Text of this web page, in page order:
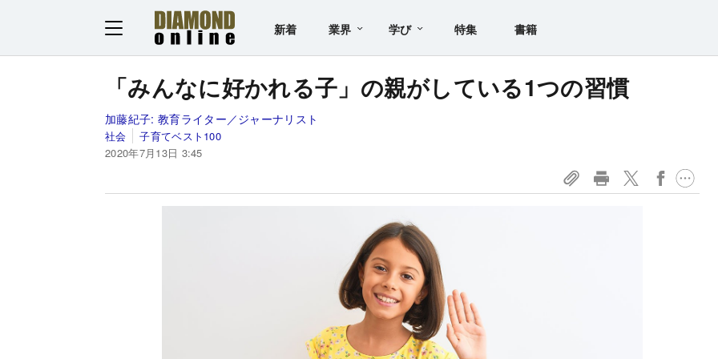
新着 業界 学び 特集 書籍
「みんなに好かれる子」の親がしている1つの習慣
加藤紀子: 教育ライター／ジャーナリスト
社会
子育てベスト100
2020年7月13日 3:45